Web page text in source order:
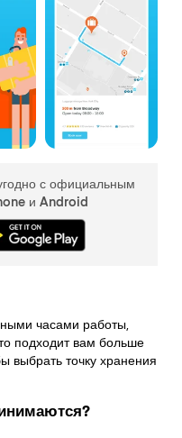
с официальным
и Android
часами работы,
подходит вам больше
выбрать точку хранения